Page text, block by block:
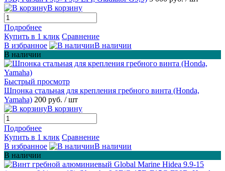
В корзину
Подробнее
Купить в 1 клик Сравнение
В избранное
В наличии
В наличии
Быстрый просмотр
Шпонка стальная для крепления гребного винта (Hondа,
Yamahа) 200 руб. / шт
В корзину
Подробнее
Купить в 1 клик Сравнение
В избранное
В наличии
В наличии